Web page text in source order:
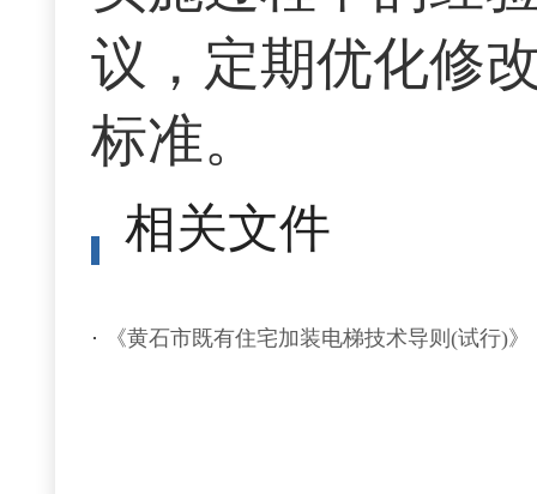
议，定期优化修
标准。
相关文件
《黄石市既有住宅加装电梯技术导则(试行)》